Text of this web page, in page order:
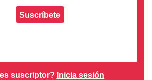
Suscríbete
suscriptor? Inicia sesión